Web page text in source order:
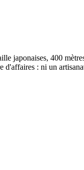
japonaises, 400
d'affaires : ni un